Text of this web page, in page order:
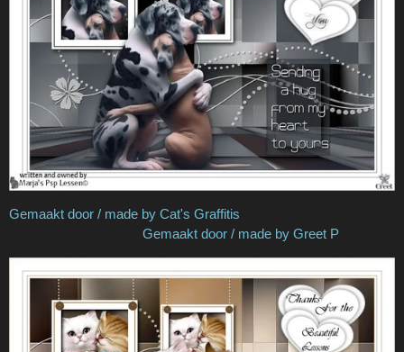
Gemaakt door / made by Cat's Graffitis
Gemaakt door / made by Greet P